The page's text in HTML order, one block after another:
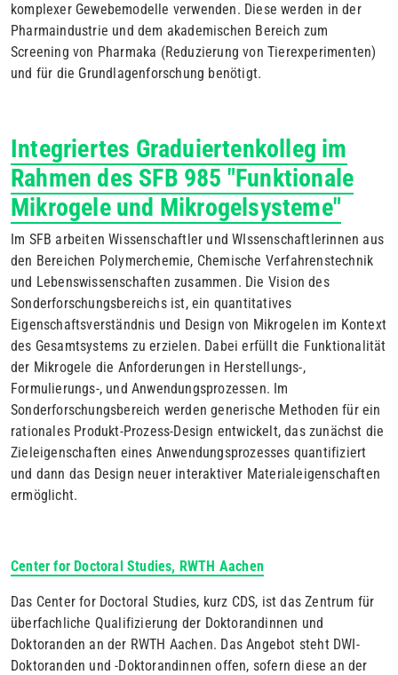
komplexer Gewebemodelle verwenden. Diese werden in der
Pharmaindustrie und dem akademischen Bereich zum
Screening von Pharmaka (Reduzierung von Tierexperimenten)
und für die Grundlagenforschung benötigt.
Integriertes Graduiertenkolleg im
Rahmen des SFB 985 "Funktionale
Mikrogele und Mikrogelsysteme"
Im SFB arbeiten Wissenschaftler und WIssenschaftlerinnen aus
den Bereichen Polymerchemie, Chemische Verfahrenstechnik
und Lebenswissenschaften zusammen. Die Vision des
Sonderforschungsbereichs ist, ein quantitatives
Eigenschaftsverständnis und Design von Mikrogelen im Kontext
des Gesamtsystems zu erzielen. Dabei erfüllt die Funktionalität
der Mikrogele die Anforderungen in Herstellungs-,
Formulierungs-, und Anwendungsprozessen. Im
Sonderforschungsbereich werden generische Methoden für ein
rationales Produkt-Prozess-Design entwickelt, das zunächst die
Zieleigenschaften eines Anwendungsprozesses quantifiziert
und dann das Design neuer interaktiver Materialeigenschaften
ermöglicht.
Center for Doctoral Studies, RWTH Aachen
Das Center for Doctoral Studies, kurz CDS, ist das Zentrum für
überfachliche Qualifizierung der Doktorandinnen und
Doktoranden an der RWTH Aachen. Das Angebot steht DWI-
Doktoranden und -Doktorandinnen offen, sofern diese an der